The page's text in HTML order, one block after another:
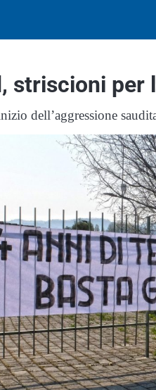
striscioni per
dell’aggressione